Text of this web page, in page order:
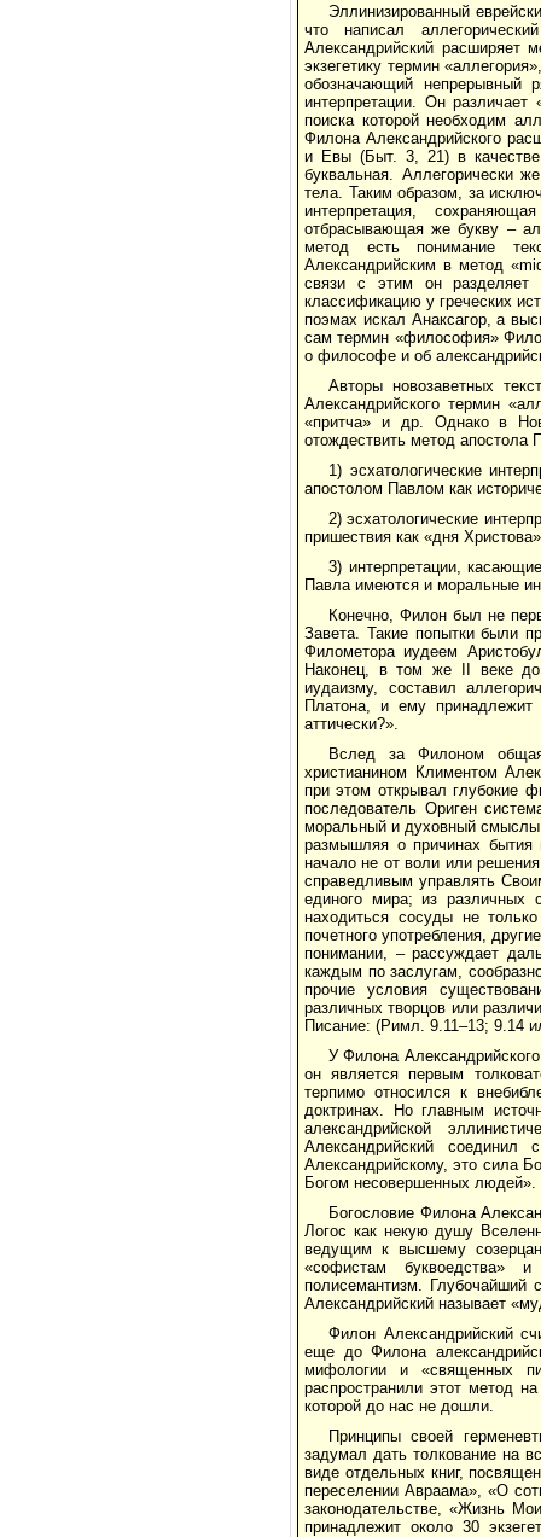
Эллинизированный
что написал
Александрийский расширяет
экзегетику термин
обозначающий
интерпретации. Он
поиска которой необходим
Филона Александрийского
и Евы (Быт. 3, 21) в качестве
буквальная. Аллегорически
тела. Таким образом, за
интерпретация,
отбрасывающая же букву –
метод есть понимание
Александрийским в метод
связи с этим он разделяет
классификацию у греческих
поэмах искал Анаксагор, а
сам термин «философия»
о философе и об
Авторы новозаветных
Александрийского термин
«притча» и др. Однако в
отождествить метод апостола
1) эсхатологические
апостолом Павлом как
2) эсхатологические
пришествия как «дня
3) интерпретации,
Павла имеются и моральные
Конечно, Филон был не
Завета. Такие попытки были
Филометора иудеем
Наконец, в том же II веке
иудаизму, составил
Платона, и ему принадлежит
аттически?».
Вслед за Филоном общая
христианином Климентом
при этом открывал глубокие
последователь Ориген
моральный и духовный
размышляя о причинах
начало не от воли или
справедливым управлять
единого мира; из
находиться сосуды не
почетного употребления,
понимании, – рассуждает
каждым по заслугам,
прочие условия
различных творцов или
Писание: (Римл. 9.11–13; 9.14
У Филона
он является первым
терпимо относился к
доктринах. Но главным
александрийской
Александрийский
Александрийскому, это сила
Богом несовершенных людей».
Богословие Филона
Логос как некую душу
ведущим к высшему
«софистам буквоедства»
полисемантизм. Глубочайший
Александрийский называет
Филон Александрийский
еще до Филона
мифологии и «священных
распространили этот метод
которой до нас не дошли.
Принципы своей
задумал дать толкование на
виде отдельных книг,
переселении Авраама», «О
законодательстве, «Жизнь
принадлежит около 30